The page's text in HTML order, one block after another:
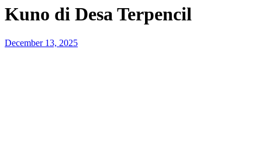
Kuno di Desa Terpencil
Posted
December 13, 2025